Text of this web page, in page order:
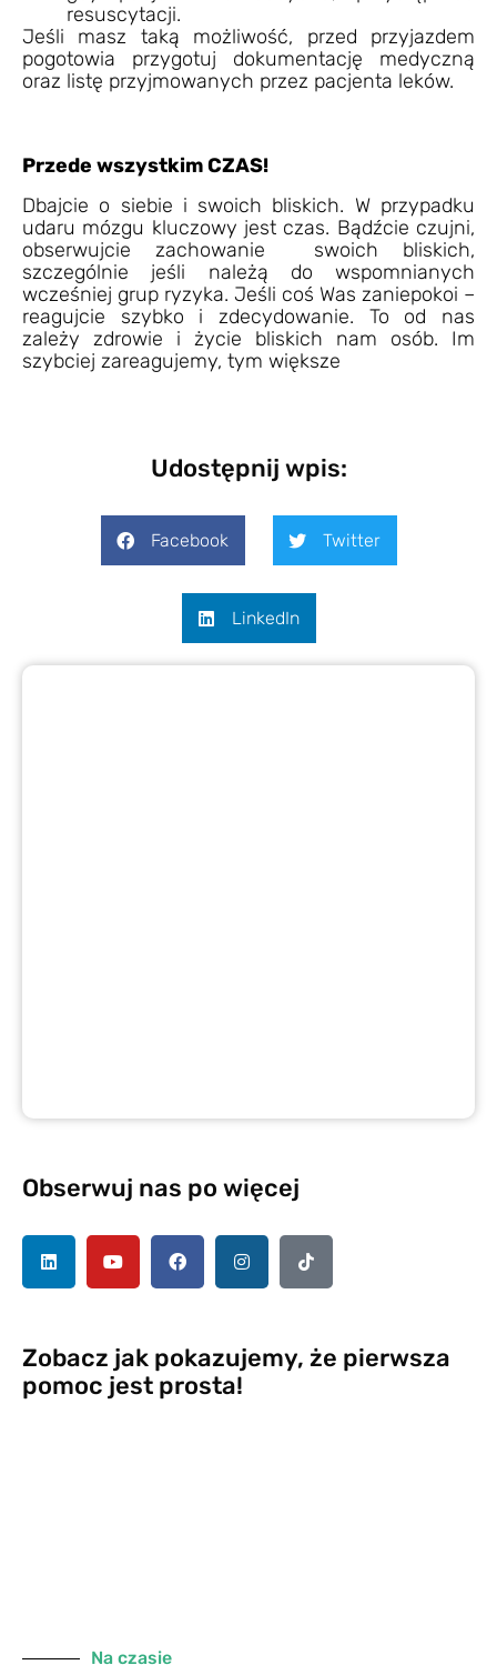
resuscytacji.
Jeśli masz taką możliwość, przed przyjazdem
pogotowia przygotuj dokumentację medyczną
oraz listę przyjmowanych przez pacjenta leków.
Przede wszystkim CZAS!
Dbajcie o siebie i swoich bliskich. W przypadku
udaru mózgu kluczowy jest czas. Bądźcie czujni,
obserwujcie zachowanie swoich bliskich,
szczególnie jeśli należą do wspomnianych
wcześniej grup ryzyka. Jeśli coś Was zaniepokoi –
reagujcie szybko i zdecydowanie. To od nas
zależy zdrowie i życie bliskich nam osób. Im
szybciej zareagujemy, tym większe
Udostępnij wpis:
Facebook Twitter
LinkedIn
Obserwuj nas po więcej
Zobacz jak pokazujemy, że pierwsza
pomoc jest prosta!
Na czasie